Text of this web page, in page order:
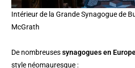
Intérieur de la Grande Synagogue de
McGrath
De nombreusessynagogues en
style néomauresque :